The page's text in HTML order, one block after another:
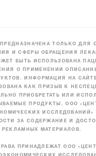
ТОЛЬКО ДЛЯ
И СФЕРЫ ОБРАЩЕНИЯ
БЫТЬ ИСПОЛЬЗОВАНА
О ПРИМЕНЕНИИ
ИНФОРМАЦИЯ НА
КАК ПРИЗЫВ К
ПРИОБРЕТАТЬ ИЛИ
ПРОДУКТЫ. ООО
ИССЛЕДОВАНИЙ»
ЗА СОДЕРЖАНИЕ И
РЕКЛАМНЫХ МАТЕРИАЛОВ.
ПРИНАДЛЕЖАТ ООО